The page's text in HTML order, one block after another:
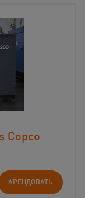
Copco
АРЕНДОВАТЬ